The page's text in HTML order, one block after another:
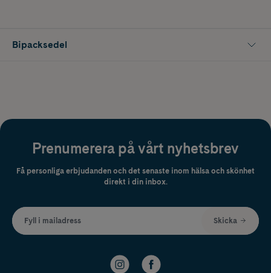
Bipacksedel
Prenumerera på vårt nyhetsbrev
Få personliga erbjudanden och det senaste inom hälsa och skönhet
direkt i din inbox.
Fyll i mailadress Skicka